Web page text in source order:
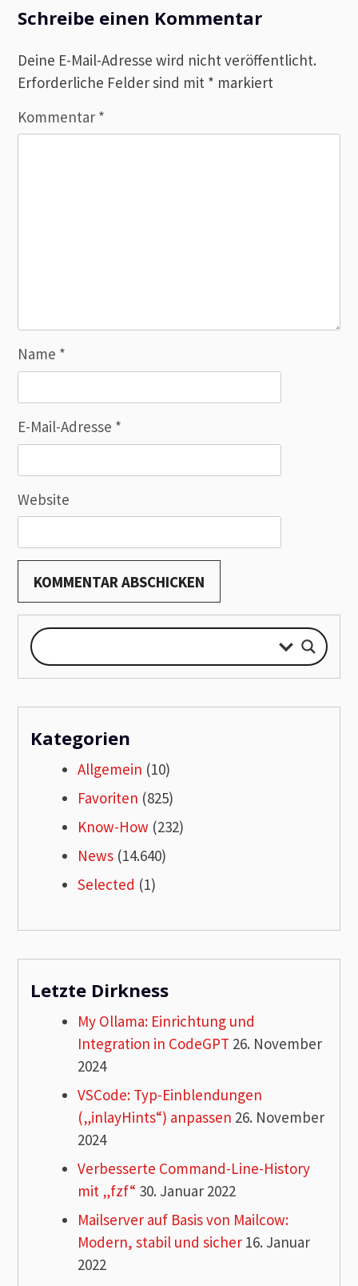
Schreibe einen Kommentar
Deine E-Mail-Adresse wird nicht veröffentlicht.
Erforderliche Felder sind mit * markiert
Kommentar *
Name *
E-Mail-Adresse *
Website
Kategorien
Allgemein (10)
Favoriten (825)
Know-How (232)
News (14.640)
Selected (1)
Letzte Dirkness
My Ollama: Einrichtung und
Integration in CodeGPT 26. November
2024
VSCode: Typ-Einblendungen
(„inlayHints“) anpassen 26. November
2024
Verbesserte Command-Line-History
mit „fzf“ 30. Januar 2022
Mailserver auf Basis von Mailcow:
Modern, stabil und sicher 16. Januar
2022